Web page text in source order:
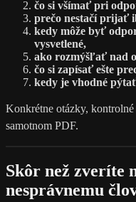
čo si všímať pri
prečo nestačí prijať
kedy môže byť
vysvetlené,
ako rozmýšľať nad
čo si zapísať ešte
kedy je vhodné
Konkrétne otázky,
samotnom PDF.
Skôr než zveríte
nesprávnemu